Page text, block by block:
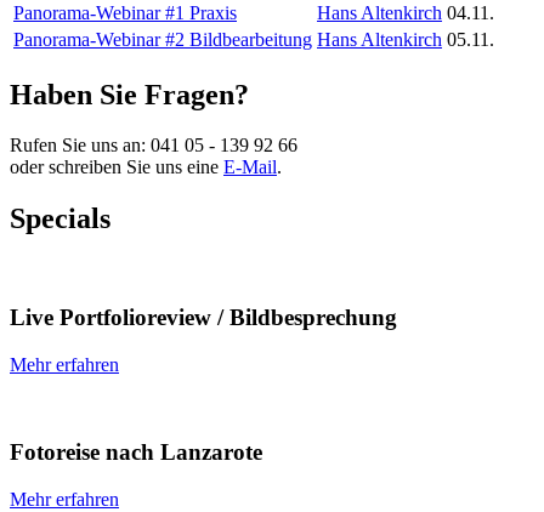
Panorama-Webinar #1 Praxis
Hans Altenkirch 04.11.
Panorama-Webinar #2 Bildbearbeitung Hans Altenkirch 05.11.
Haben Sie Fragen?
Rufen Sie uns an: 041 05 - 139 92 66
oder schreiben Sie uns eine E-Mail.
Specials
Live Portfolioreview / Bildbesprechung
Mehr erfahren
Fotoreise nach Lanzarote
Mehr erfahren